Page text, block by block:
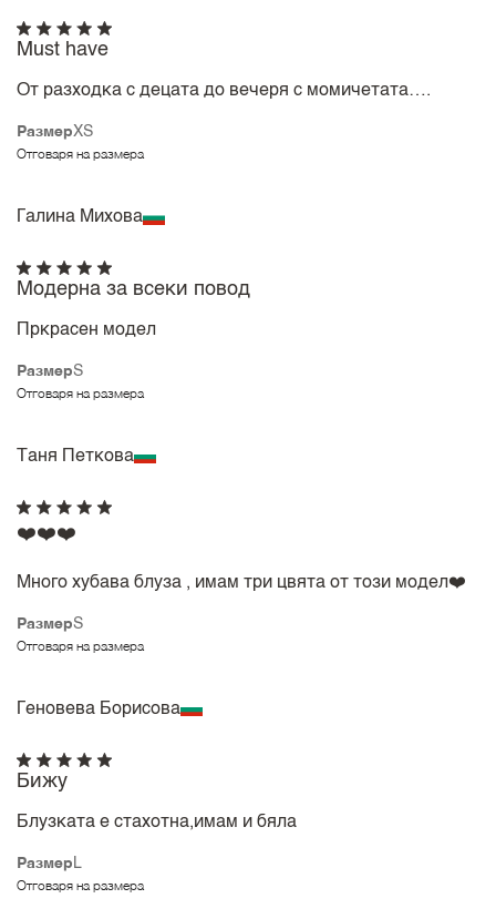
РазмерXS
Отговаря на размера
Must have
От разходка с децата до вечеря с момичетата….
Галина Михова
РазмерS
Отговаря на размера
Модерна за всеки повод
Пркрасен модел
Таня Петкова
РазмерS
Отговаря на размера
❤️❤️❤️
Много хубава блуза , имам три цвята от този модел❤️
Геновева Борисова
Размер L
Отговаря на размера
Бижу
Блузката е стахотна,имам и бяла